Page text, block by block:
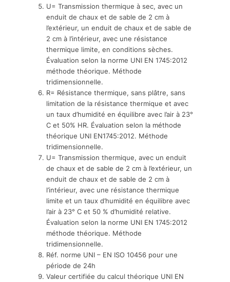
U= Transmission thermique à sec, avec un
enduit de chaux et de sable de 2 cm à
l’extérieur, un enduit de chaux et de sable de
2 cm à l’intérieur, avec une résistance
thermique limite, en conditions sèches.
Évaluation selon la norme UNI EN 1745:2012
méthode théorique. Méthode
tridimensionnelle.
R= Résistance thermique, sans plâtre, sans
limitation de la résistance thermique et avec
un taux d’humidité en équilibre avec l’air à 23°
C et 50% HR. Évaluation selon la méthode
théorique UNI EN1745:2012. Méthode
tridimensionnelle.
U= Transmission thermique, avec un enduit
de chaux et de sable de 2 cm à l’extérieur, un
enduit de chaux et de sable de 2 cm à
l’intérieur, avec une résistance thermique
limite et un taux d’humidité en équilibre avec
l’air à 23° C et 50 % d’humidité relative.
Évaluation selon la norme UNI EN 1745:2012
méthode théorique. Méthode
tridimensionnelle.
Réf. norme UNI – EN ISO 10456 pour une
période de 24h
Valeur certifiée du calcul théorique UNI EN